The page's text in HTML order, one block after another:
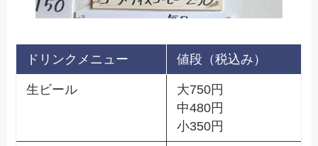
ドリンクメニュー 値段（税込み）
生ビール
大750円
中480円
小350円